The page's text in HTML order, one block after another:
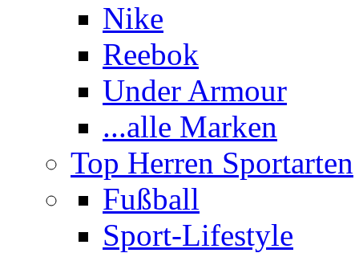
Nike
Reebok
Under Armour
...alle Marken
Top Herren Sportarten
Fußball
Sport-Lifestyle